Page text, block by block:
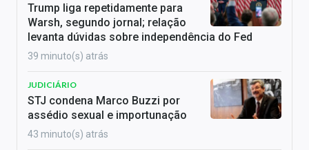
Trump liga repetidamente para
Warsh, segundo jornal; relação
levanta dúvidas sobre independência do Fed
39 minuto(s) atrás
JUDICIÁRIO
STJ condena Marco Buzzi por
assédio sexual e importunação
43 minuto(s) atrás